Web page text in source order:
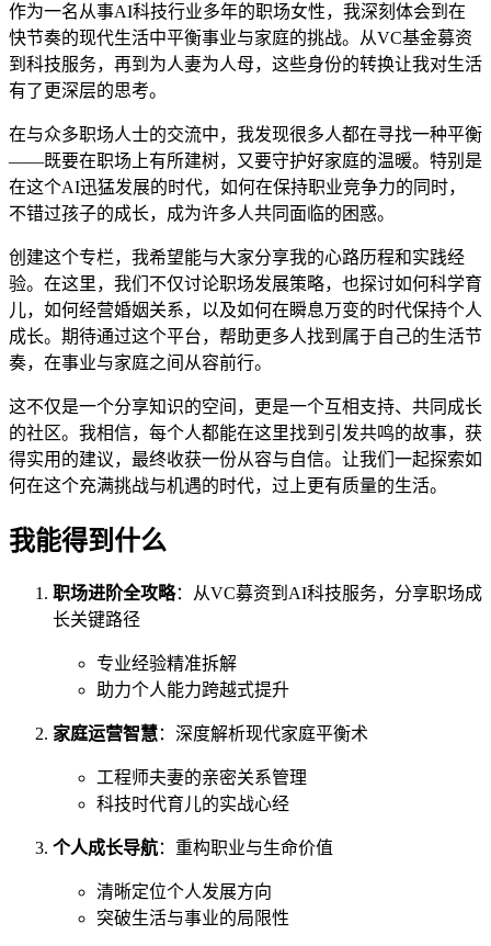
作为一名从事AI科技行业多年的职场女性，我深刻体会到在
快节奏的现代生活中平衡事业与家庭的挑战。从VC基金募资
到科技服务，再到为人妻为人母，这些身份的转换让我对生活
有了更深层的思考。
在与众多职场人士的交流中，我发现很多人都在寻找一种平衡
——既要在职场上有所建树，又要守护好家庭的温暖。特别是
在这个AI迅猛发展的时代，如何在保持职业竞争力的同时，
不错过孩子的成长，成为许多人共同面临的困惑。
创建这个专栏，我希望能与大家分享我的心路历程和实践经
验。在这里，我们不仅讨论职场发展策略，也探讨如何科学育
儿，如何经营婚姻关系，以及如何在瞬息万变的时代保持个人
成长。期待通过这个平台，帮助更多人找到属于自己的生活节
奏，在事业与家庭之间从容前行。
这不仅是一个分享知识的空间，更是一个互相支持、共同成长
的社区。我相信，每个人都能在这里找到引发共鸣的故事，获
得实用的建议，最终收获一份从容与自信。让我们一起探索如
何在这个充满挑战与机遇的时代，过上更有质量的生活。
我能得到什么
职场进阶全攻略：从VC募资到AI科技服务，分享职场成
长关键路径
专业经验精准拆解
助力个人能力跨越式提升
家庭运营智慧：深度解析现代家庭平衡术
工程师夫妻的亲密关系管理
科技时代育儿的实战心经
个人成长导航：重构职业与生命价值
清晰定位个人发展方向
突破生活与事业的局限性